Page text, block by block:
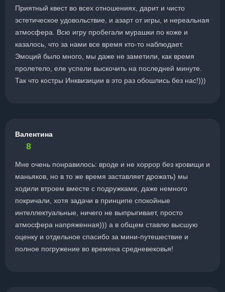
Приятный квест во всех отношениях, дарит и чисто
эстетическое удовольствие, и азарт от игры, и нереальная
атмосфера. Всю игру пробегали мурашки по коже и
казалось, что за нами все время кто-то наблюдает.
Эмоций было много, мы даже не заметили, как время
пролетело, еле успели выскочить на последней минуте.
Так что костры Инквизиции в это раз обошлись без нас!)))
Валентина
8
Мне очень понравилось: вроде и не хоррор без кровищи и
маньяков, но в то же время заставляет дрожать) мы
ходили втроем вместе с подружками, даже немного
покричали, хотя задачи в принципе спокойные
интеллектуальные, ничего не выпрыгивает, просто
атмосфера напряженная))) а в общем ставлю высшую
оценку и отдельное спасибо за мини-путешествие и
полное погружение во времена средневековья!